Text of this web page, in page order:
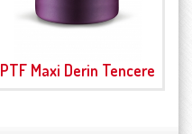
PTF Maxi Derin Tencere